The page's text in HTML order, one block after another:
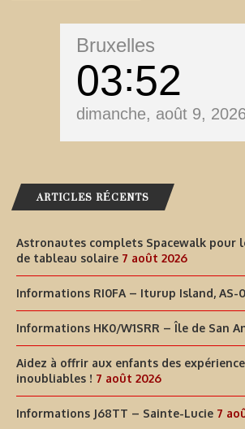
Bruxelles
03 52
dimanche, août 9,
ARTICLES RÉCENTS
Astronautes complets Spacewalk pour
de tableau solaire 7 août 2026
Informations RI0FA – Iturup Island, AS-
Informations HK0/W1SRR – Île de San
Aidez à offrir aux enfants des
inoubliables ! 7 août 2026
Informations J68TT – Sainte-Lucie 7